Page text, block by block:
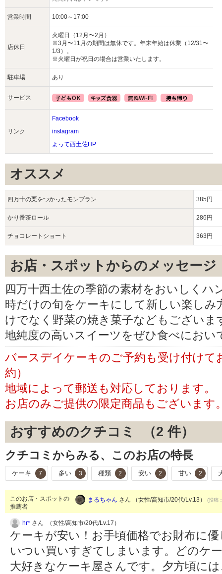
営業時間 10:00～17:00
店休日
火曜日（12月〜2月）
※3月〜11月の期間は無休です。年末年始は休業（12/31〜
1/3）。
※火曜日が祝日の場合は営業いたします。
駐車場 あり
サービス
リンク
Facebook
instagram
よって西土佐HP
オススメ
四万十の栗をつかったモンブラン 385円
かり番茶ロール 286円
チョコレートショート 363円
お店・スポットからのメッセージ
四万十西土佐の季節の素材をおいしくハ
時だけの旬をケーキにして新しい楽し
けでなく野菜の焼き菓子などもござい
地純度の高いスイーツをぜひ食べにおい
バースデイケーキのご予約も受け付けて
約）
地域によって郵送も対応しております。
お店のみご提供の限定商品もございます
おすすめのクチコミ （2 件）
クチコミからみる、このお店の特長
ケーキ 7 多い 3 種類 2 安い 2 甘い 2
このお店・スポットの
推薦者
まるちゃん さん （女性/高知市/20代/Lv.13） (投稿
hr* さん （女性/高知市/20代/Lv.17）
ケーキが安い！お手頃価格でお財布に
いつい買いすぎてしまいます。どのケ
大好きなケーキ屋さんです。夕方頃に